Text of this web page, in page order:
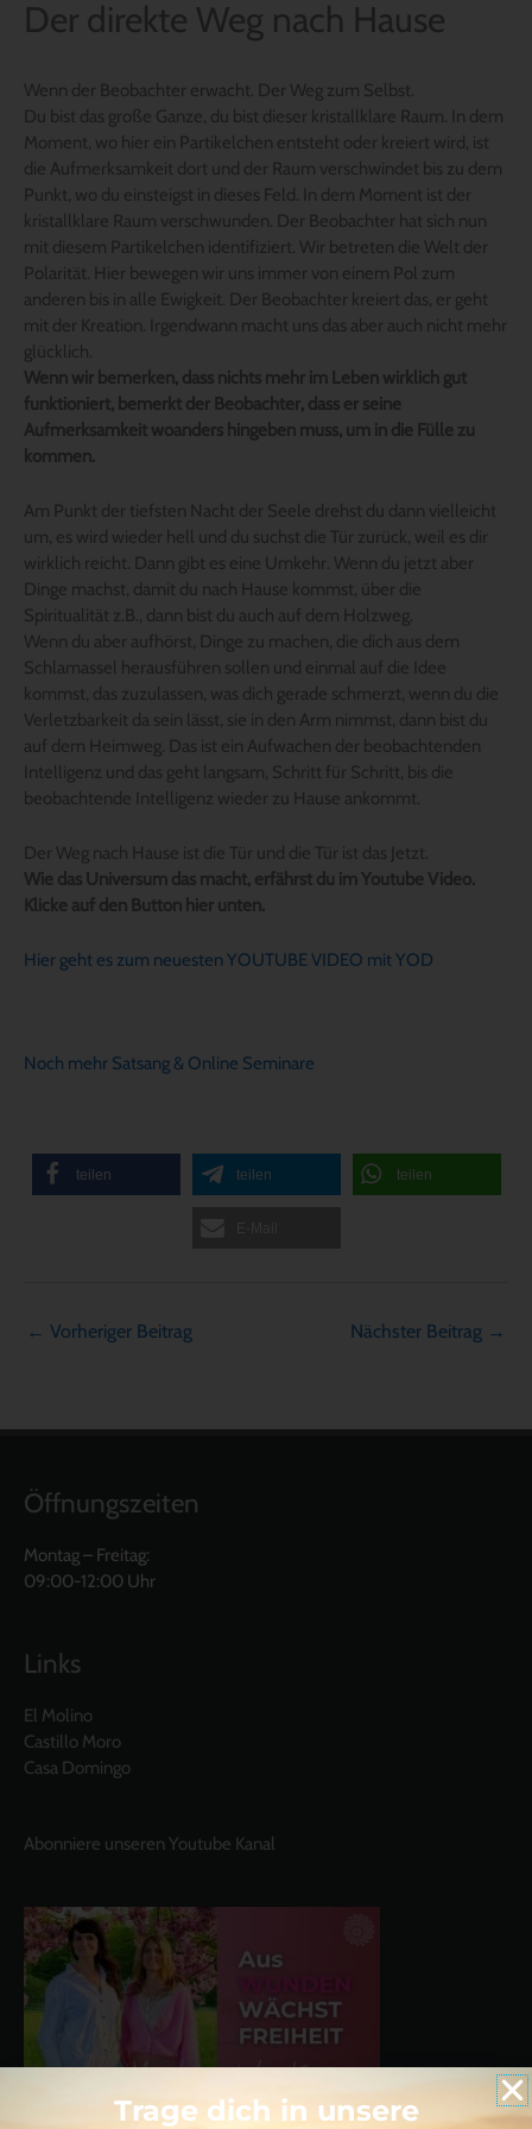
Der direkte Weg nach Hause
Wenn der Beobachter erwacht. Der Weg zum Selbst.
Du bist das große Ganze, du bist dieser kristallklare Raum. In dem
Moment, wo hier ein Partikelchen entsteht oder kreiert wird, ist
die Aufmerksamkeit dort und der Raum verschwindet bis zu dem
Punkt, wo du einsteigst in dieses Feld. In dem Moment ist der
kristallklare Raum verschwunden. Der Beobachter hat sich nun
mit diesem Partikelchen identifiziert. Wir betreten die Welt der
Polarität. Hier bewegen wir uns immer von einem Pol zum
anderen bis in alle Ewigkeit. Der Beobachter kreiert das, er geht
mit der Kreation. Irgendwann macht uns das aber auch nicht mehr
glücklich.
Wenn wir bemerken, dass nichts mehr im Leben wirklich gut
funktioniert, bemerkt der Beobachter, dass er seine
Aufmerksamkeit woanders hingeben muss, um in die Fülle zu
kommen.
Am Punkt der tiefsten Nacht der Seele drehst du dann vielleicht
um, es wird wieder hell und du suchst die Tür zurück, weil es dir
wirklich reicht. Dann gibt es eine Umkehr. Wenn du jetzt aber
Dinge machst, damit du nach Hause kommst, über die
Spiritualität z.B., dann bist du auch auf dem Holzweg.
Wenn du aber aufhörst, Dinge zu machen, die dich aus dem
Schlamassel herausführen sollen und einmal auf die Idee
kommst, das zuzulassen, was dich gerade schmerzt, wenn du die
Verletzbarkeit da sein lässt, sie in den Arm nimmst, dann bist du
auf dem Heimweg. Das ist ein Aufwachen der beobachtenden
Intelligenz und das geht langsam, Schritt für Schritt, bis die
beobachtende Intelligenz wieder zu Hause ankommt.
Der Weg nach Hause ist die Tür und die Tür ist das Jetzt.
Wie das Universum das macht, erfährst du im Youtube Video.
Klicke auf den Button hier unten.
Hier geht es zum neuesten YOUTUBE VIDEO mit YOD
Noch mehr Satsang & Online Seminare
teilen teilen teilen
← Vorheriger Beitrag Nächster Beitrag →
Öffnungszeiten
Montag – Freitag:
09:00-12:00 Uhr
Links
El Molino
Castillo Moro
Casa Domingo
Abonniere unseren Youtube Kanal
Trage dich in unsere